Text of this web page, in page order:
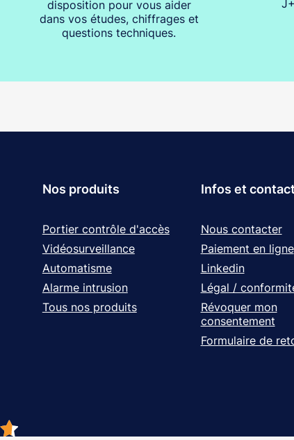
disposition pour vous aider
dans vos études, chiffrages et
questions techniques.
Nos produits
Portier contrôle d'accès
Vidéosurveillance
Automatisme
Alarme intrusion
Tous nos produits
Infos et contact
Nous contacter
Paiement en ligne
Linkedin
Légal /
Révoquer mon
consentement
Formulaire de